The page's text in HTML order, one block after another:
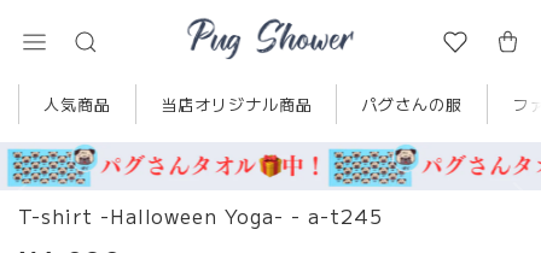
人気商品 当店オリジナル商品 パグさんの服 フ
T-shirt -Halloween Yoga- - a-t245